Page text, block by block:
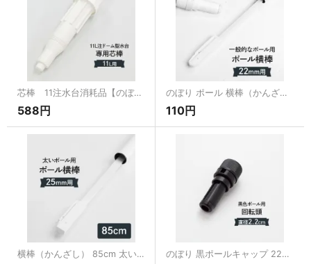
芯棒 11注水台消耗品【のぼり用注水台消耗品】[のぼり用品消耗品]
588円
のぼり ポール 横棒（かんざし） 一般のぼりポール直径（Φ）22mm用 消耗品
110円
横棒（かんざし） 85cm 太いポール用 直径（Φ）25mm 消耗品 のぼり 黒ポールキャップ 22mm 普通サイズのぼりポール用 直径（Φ）22mm 回転頭 消耗品